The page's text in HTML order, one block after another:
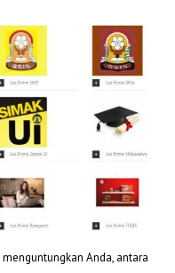
Anda, antara